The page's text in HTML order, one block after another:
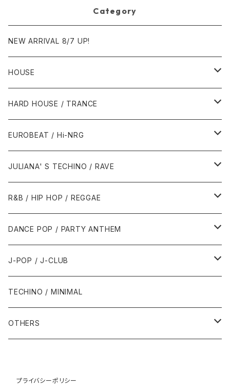
Category
NEW ARRIVAL 8/7 UP!
HOUSE
1980年代
1987年・以前
1988年
1990年代
1990年
1991年
1995年
1996年
2000年代
2000年
2001年
2005年
2010年代
2010年
2011年
HARD HOUSE / TRANCE
1990年代
1994年・以前
1995年
1999年
2000年代
2000年
2001年
2005年
EUROBEAT / Hi-NRG
1980年代
1986年・以前
1987年
1990年代
1990年
1991年
2000年代
JULIANA' S TECHINO / RAVE
1990年代
1990年
1991年
2000年代
2000年
2001年
R&B / HIP HOP / REGGAE
1980年代
1985年・以前
1986年
1990年代
1990年
1991年
1993年
2000年代
2000年
2002年
DANCE POP / PARTY ANTHEM
1980年代
1988年・以前
1989年
1990年代
1990年
1992年
2000年代
2001年
J-POP / J-CLUB
1980年代
1990年代
1991年
2000年
TECHINO / MINIMAL
OTHERS
1985年・以前
1990年代
プライバシーポリシー